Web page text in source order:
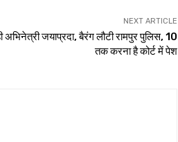
NEXT ARTICLE
अभिनेत्री जयाप्रदा, बैरंग लौटी रामपुर पुलिस, 10
तक करना है कोर्ट में पेश